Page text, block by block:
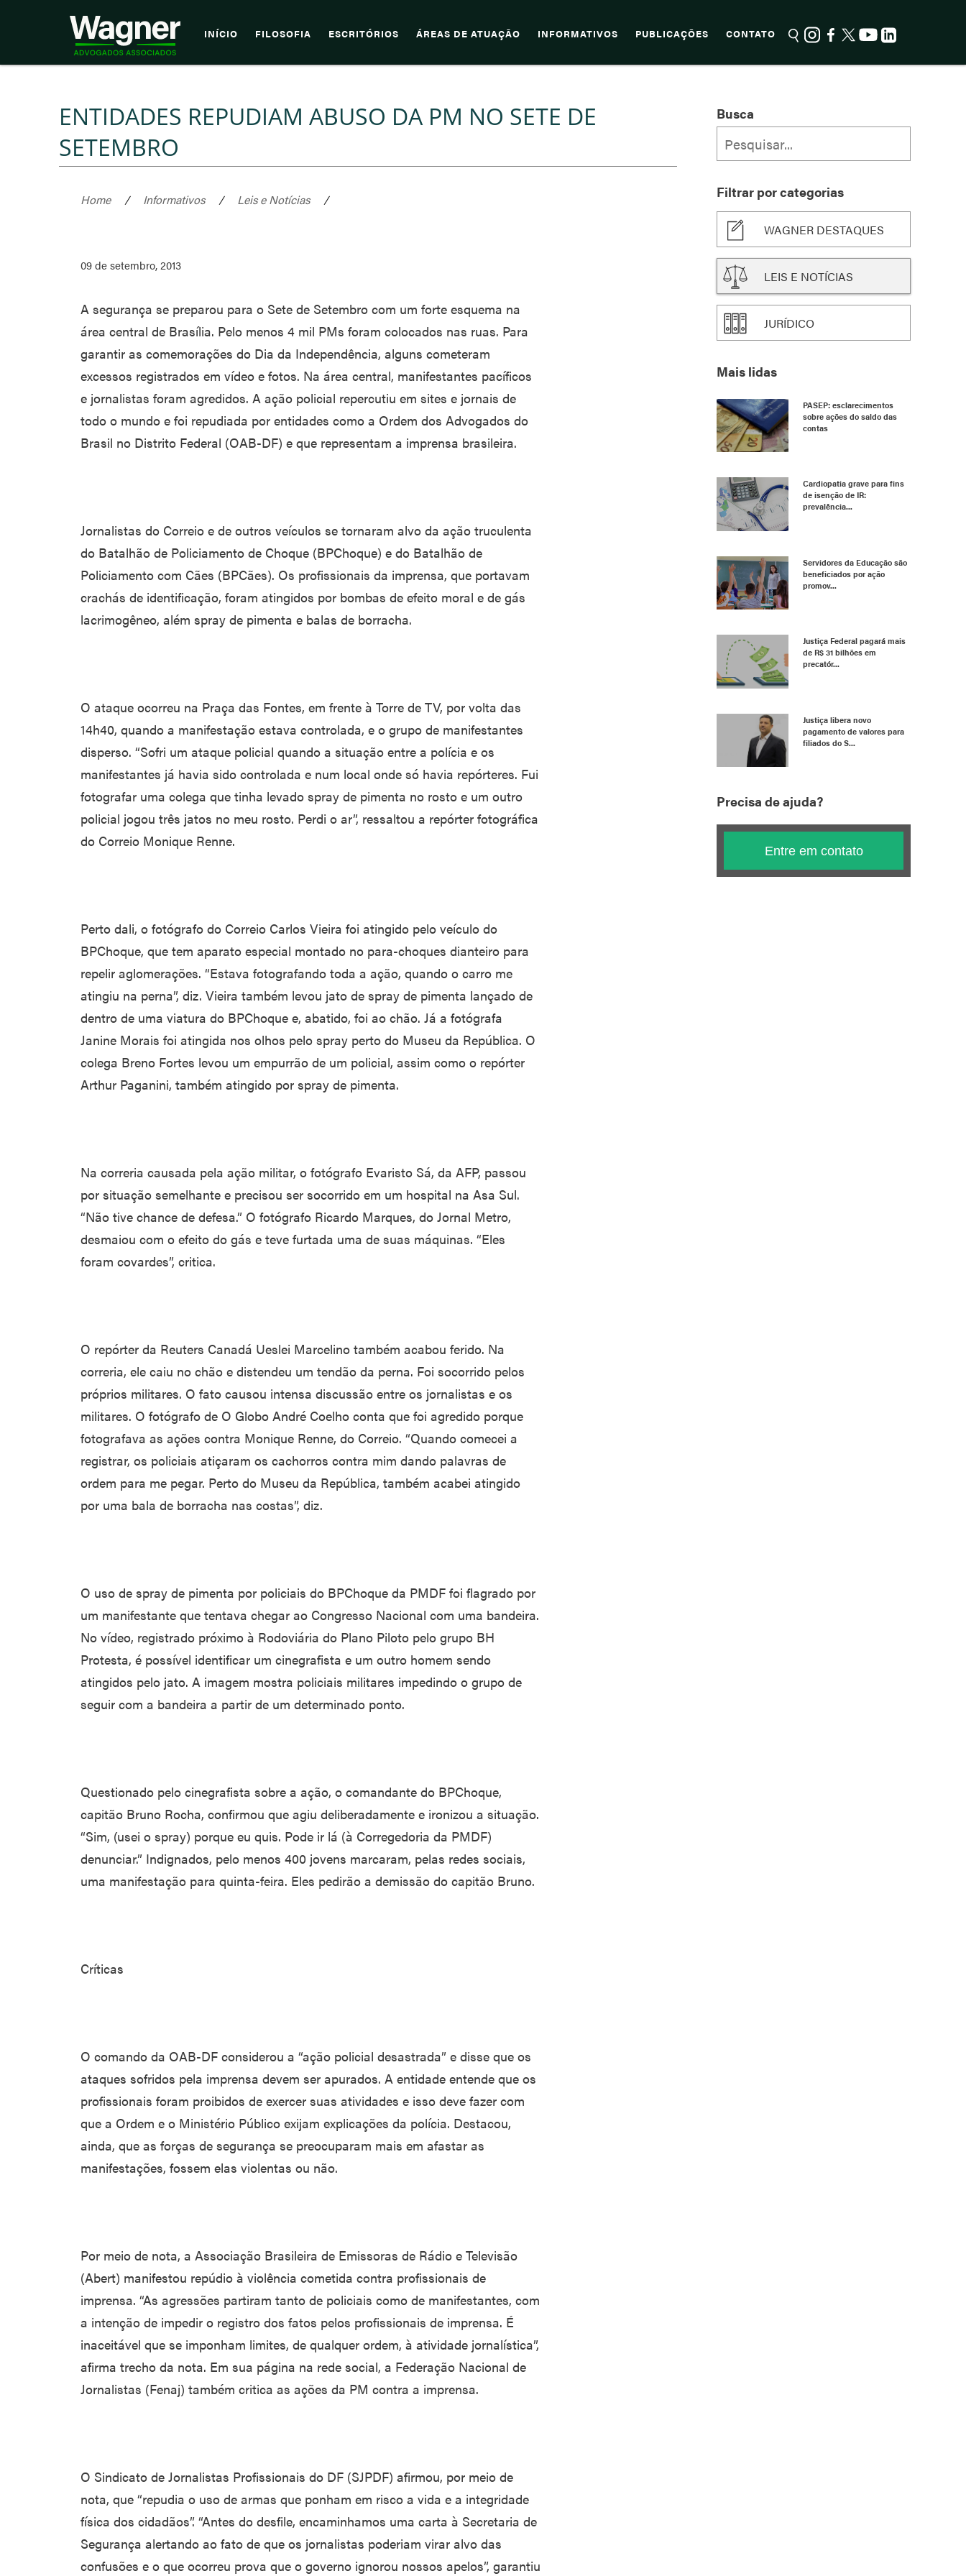
INÍCIO FILOSOFIA ESCRITÓRIOS ÁREAS DE ATUAÇÃO INFORMATIVOS PUBLICAÇÕES CONTATO
ENTIDADES REPUDIAM ABUSO DA PM NO SETE DE
SETEMBRO
Home / Informativos / Leis e Notícias /
09 de setembro, 2013
A segurança se preparou para o Sete de Setembro com um forte esquema na
área central de Brasília. Pelo menos 4 mil PMs foram colocados nas ruas. Para
garantir as comemorações do Dia da Independência, alguns cometeram
excessos registrados em vídeo e fotos. Na área central, manifestantes pacíficos
e jornalistas foram agredidos. A ação policial repercutiu em sites e jornais de
todo o mundo e foi repudiada por entidades como a Ordem dos Advogados do
Brasil no Distrito Federal (OAB-DF) e que representam a imprensa brasileira.
Jornalistas do Correio e de outros veículos se tornaram alvo da ação truculenta
do Batalhão de Policiamento de Choque (BPChoque) e do Batalhão de
Policiamento com Cães (BPCães). Os profissionais da imprensa, que portavam
crachás de identificação, foram atingidos por bombas de efeito moral e de gás
lacrimogêneo, além spray de pimenta e balas de borracha.
O ataque ocorreu na Praça das Fontes, em frente à Torre de TV, por volta das
14h40, quando a manifestação estava controlada, e o grupo de manifestantes
disperso. “Sofri um ataque policial quando a situação entre a polícia e os
manifestantes já havia sido controlada e num local onde só havia repórteres. Fui
fotografar uma colega que tinha levado spray de pimenta no rosto e um outro
policial jogou três jatos no meu rosto. Perdi o ar”, ressaltou a repórter fotográfica
do Correio Monique Renne.
Perto dali, o fotógrafo do Correio Carlos Vieira foi atingido pelo veículo do
BPChoque, que tem aparato especial montado no para-choques dianteiro para
repelir aglomerações. “Estava fotografando toda a ação, quando o carro me
atingiu na perna”, diz. Vieira também levou jato de spray de pimenta lançado de
dentro de uma viatura do BPChoque e, abatido, foi ao chão. Já a fotógrafa
Janine Morais foi atingida nos olhos pelo spray perto do Museu da República. O
colega Breno Fortes levou um empurrão de um policial, assim como o repórter
Arthur Paganini, também atingido por spray de pimenta.
Na correria causada pela ação militar, o fotógrafo Evaristo Sá, da AFP, passou
por situação semelhante e precisou ser socorrido em um hospital na Asa Sul.
“Não tive chance de defesa.” O fotógrafo Ricardo Marques, do Jornal Metro,
desmaiou com o efeito do gás e teve furtada uma de suas máquinas. “Eles
foram covardes”, critica.
O repórter da Reuters Canadá Ueslei Marcelino também acabou ferido. Na
correria, ele caiu no chão e distendeu um tendão da perna. Foi socorrido pelos
próprios militares. O fato causou intensa discussão entre os jornalistas e os
militares. O fotógrafo de O Globo André Coelho conta que foi agredido porque
fotografava as ações contra Monique Renne, do Correio. “Quando comecei a
registrar, os policiais atiçaram os cachorros contra mim dando palavras de
ordem para me pegar. Perto do Museu da República, também acabei atingido
por uma bala de borracha nas costas”, diz.
O uso de spray de pimenta por policiais do BPChoque da PMDF foi flagrado por
um manifestante que tentava chegar ao Congresso Nacional com uma bandeira.
No vídeo, registrado próximo à Rodoviária do Plano Piloto pelo grupo BH
Protesta, é possível identificar um cinegrafista e um outro homem sendo
atingidos pelo jato. A imagem mostra policiais militares impedindo o grupo de
seguir com a bandeira a partir de um determinado ponto.
Questionado pelo cinegrafista sobre a ação, o comandante do BPChoque,
capitão Bruno Rocha, confirmou que agiu deliberadamente e ironizou a situação.
“Sim, (usei o spray) porque eu quis. Pode ir lá (à Corregedoria da PMDF)
denunciar.” Indignados, pelo menos 400 jovens marcaram, pelas redes sociais,
uma manifestação para quinta-feira. Eles pedirão a demissão do capitão Bruno.
Críticas
O comando da OAB-DF considerou a “ação policial desastrada” e disse que os
ataques sofridos pela imprensa devem ser apurados. A entidade entende que os
profissionais foram proibidos de exercer suas atividades e isso deve fazer com
que a Ordem e o Ministério Público exijam explicações da polícia. Destacou,
ainda, que as forças de segurança se preocuparam mais em afastar as
manifestações, fossem elas violentas ou não.
Por meio de nota, a Associação Brasileira de Emissoras de Rádio e Televisão
(Abert) manifestou repúdio à violência cometida contra profissionais de
imprensa. “As agressões partiram tanto de policiais como de manifestantes, com
a intenção de impedir o registro dos fatos pelos profissionais de imprensa. É
inaceitável que se imponham limites, de qualquer ordem, à atividade jornalística”,
afirma trecho da nota. Em sua página na rede social, a Federação Nacional de
Jornalistas (Fenaj) também critica as ações da PM contra a imprensa.
O Sindicato de Jornalistas Profissionais do DF (SJPDF) afirmou, por meio de
nota, que “repudia o uso de armas que ponham em risco a vida e a integridade
física dos cidadãos”. “Antes do desfile, encaminhamos uma carta à Secretaria de
Segurança alertando ao fato de que os jornalistas poderiam virar alvo das
confusões e o que ocorreu prova que o governo ignorou nossos apelos”, garantiu
Busca
Filtrar por categorias
WAGNER DESTAQUES
LEIS E NOTÍCIAS
JURÍDICO
Mais lidas
PASEP: esclarecimentos
sobre ações do saldo das
contas
Cardiopatia grave para fins
de isenção de IR:
prevalência...
Servidores da Educação são
beneficiados por ação
promov...
Justiça Federal pagará mais
de R$ 31 bilhões em
precatór...
Justiça libera novo
pagamento de valores para
filiados do S...
Precisa de ajuda?
Entre em contato